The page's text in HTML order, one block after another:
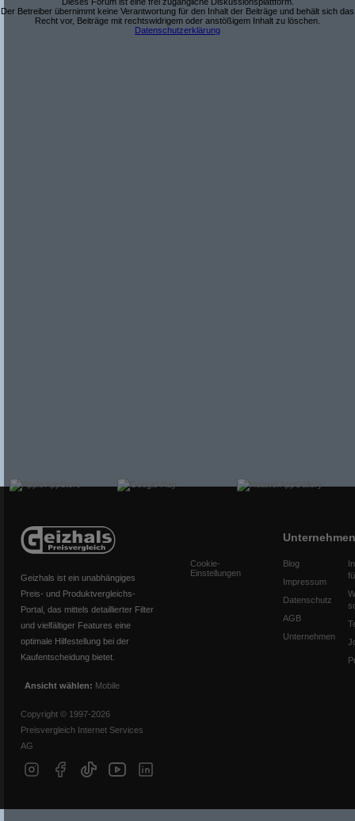
Der Betreiber übernimmt keine Verantwortung für den Inhalt der Beiträge und behält sich das
Recht vor, Beiträge mit rechtswidrigem oder anstößigem Inhalt zu löschen.
Datenschutzerklärung
Geizhals ist ein unabhängiges
Preis- und Produktvergleichs-
Portal, das mittels detaillierter Filter
und vielfältiger Features eine
optimale Hilfestellung bei der
Kaufentscheidung bietet.
Ansicht wählen: Mobile
Copyright © 1997-2026
Preisvergleich Internet Services
AG
Cookie-
Einstellungen
Unternehmen
Blog
Impressum
Datenschutz
AGB
Unternehmen